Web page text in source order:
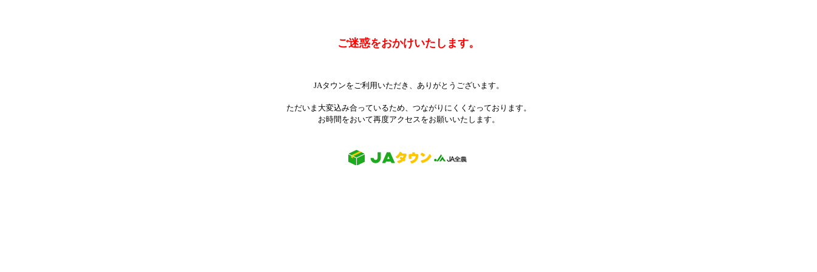
ご迷惑をおかけいたします。
JAタウンをご利用いただき、ありがとうございます。
ただいま大変込み合っているため、つながりにくくなっております。
お時間をおいて再度アクセスをお願いいたします。